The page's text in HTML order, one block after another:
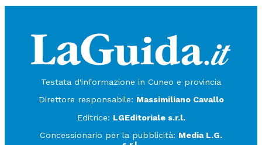
Testata d'informazione in Cuneo e provincia
Direttore responsabile: Massimiliano Cavallo
Editrice: LGEditoriale s.r.l.
Concessionario per la pubblicità: Media L.G.